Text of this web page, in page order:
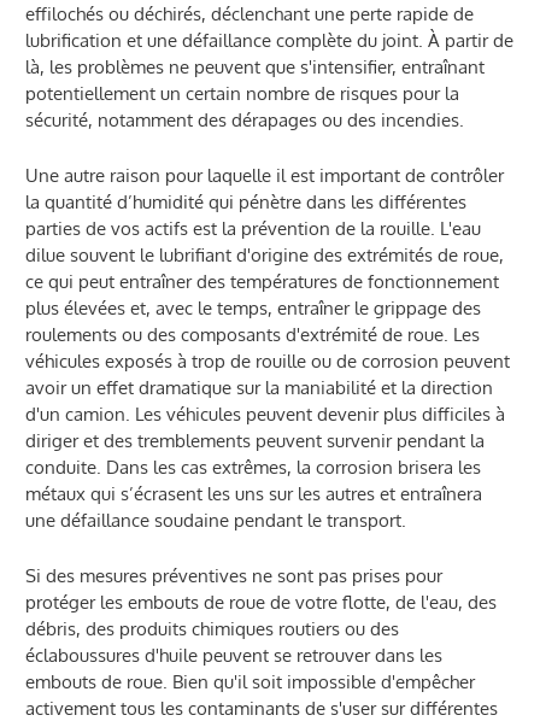
effilochés ou déchirés, déclenchant une perte rapide de
lubrification et une défaillance complète du joint. À partir de
là, les problèmes ne peuvent que s'intensifier, entraînant
potentiellement un certain nombre de risques pour la
sécurité, notamment des dérapages ou des incendies.
Une autre raison pour laquelle il est important de contrôler
la quantité d’humidité qui pénètre dans les différentes
parties de vos actifs est la prévention de la rouille. L'eau
dilue souvent le lubrifiant d'origine des extrémités de roue,
ce qui peut entraîner des températures de fonctionnement
plus élevées et, avec le temps, entraîner le grippage des
roulements ou des composants d'extrémité de roue. Les
véhicules exposés à trop de rouille ou de corrosion peuvent
avoir un effet dramatique sur la maniabilité et la direction
d'un camion. Les véhicules peuvent devenir plus difficiles à
diriger et des tremblements peuvent survenir pendant la
conduite. Dans les cas extrêmes, la corrosion brisera les
métaux qui s’écrasent les uns sur les autres et entraînera
une défaillance soudaine pendant le transport.
Si des mesures préventives ne sont pas prises pour
protéger les embouts de roue de votre flotte, de l'eau, des
débris, des produits chimiques routiers ou des
éclaboussures d'huile peuvent se retrouver dans les
embouts de roue. Bien qu'il soit impossible d'empêcher
activement tous les contaminants de s'user sur différentes